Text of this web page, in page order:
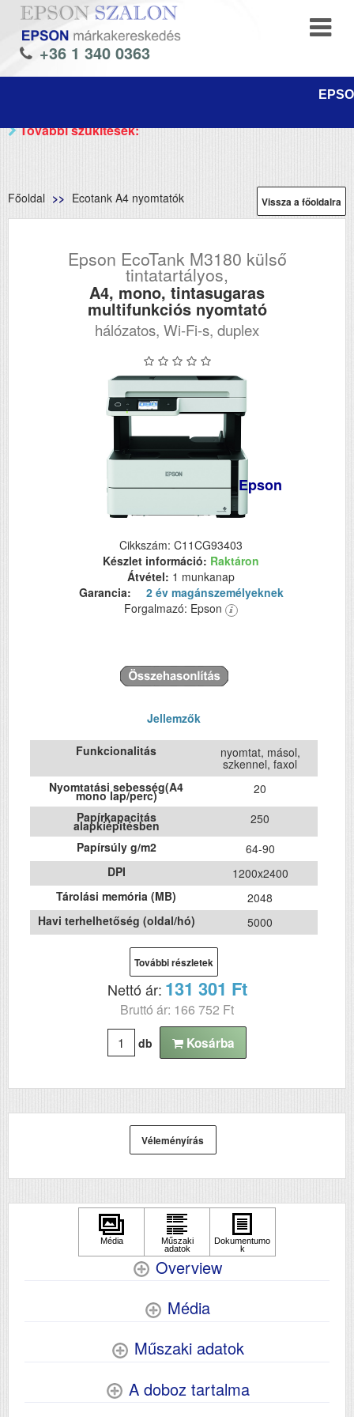
+36 1 340 0363
További szűkítések:
Vissza a főoldalra
Főoldal Ecotank A4 nyomtatók
Epson EcoTank M3180 külső
tintatartályos,
A4, mono, tintasugaras
multifunkciós nyomtató
hálózatos, Wi-Fi-s, duplex
Epson
Cikkszám: C11CG93403
Készlet információ: Raktáron
Átvétel: 1 munkanap
Garancia:
2 év magánszemélyeknek
Forgalmazó: Epson
Jellemzők
Funkcionalitás nyomtat, másol,
szkennel, faxol
Nyomtatási sebesség(A4
mono lap/perc)
20
Papírkapacitás
alapkiépítésben
250
Papírsúly g/m2
64-90
DPI
1200x2400
Tárolási memória (MB)
2048
Havi terhelhetőség (oldal/hó)
5000
Első fekete nyomat
elkészítési ideje (mp)
ADF (automatikus lapolvasó)
DADF (automatikus
kétoldalas lapolvasás)
USB
Duplex
Súly (kg)
Papír méret
Technológia
tintasugaras
Hálozat
Igen
Wifi
igen
További részletek
Nettó ár: 131 301 Ft
Bruttó ár: 166 752 Ft
db Kosárba
Véleményírás
Overview
Média
Műszaki adatok
A doboz tartalma